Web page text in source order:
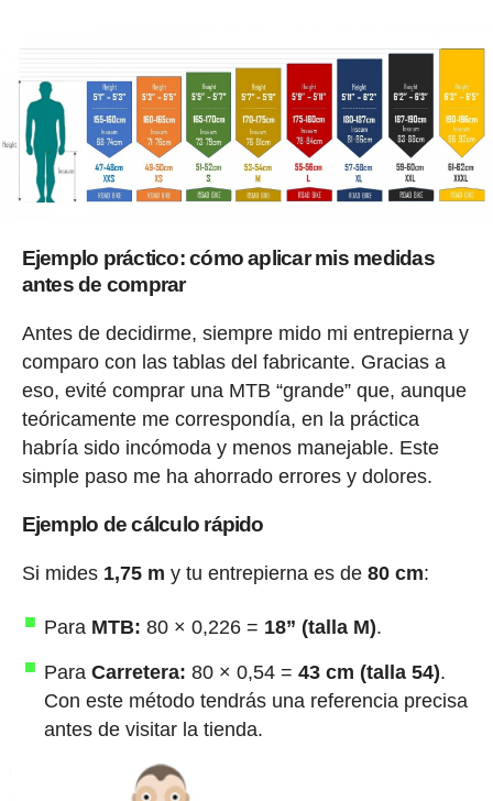
Ejemplo práctico: cómo aplicar mis medidas
antes de comprar
Antes de decidirme, siempre mido mi entrepierna y
comparo con las tablas del fabricante. Gracias a
eso, evité comprar una MTB “grande” que, aunque
teóricamente me correspondía, en la práctica
habría sido incómoda y menos manejable. Este
simple paso me ha ahorrado errores y dolores.
Ejemplo de cálculo rápido
Si mides 1,75 m y tu entrepierna es de 80 cm:
Para MTB: 80 × 0,226 = 18” (talla M).
Para Carretera: 80 × 0,54 = 43 cm (talla 54).
Con este método tendrás una referencia precisa
antes de visitar la tienda.